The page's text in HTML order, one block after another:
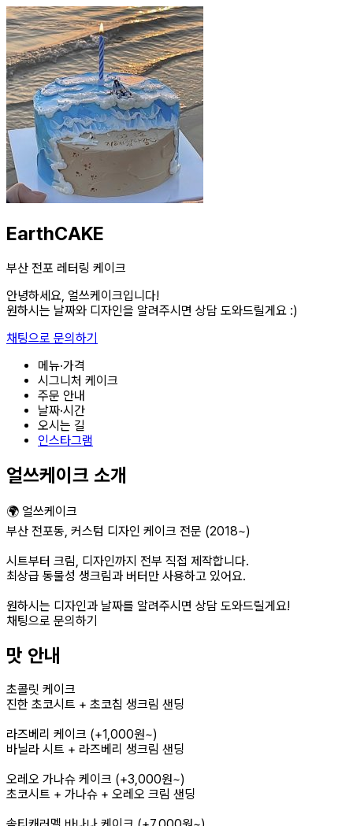
EarthCAKE
부산 전포 레터링 케이크
안녕하세요, 얼쓰케이크입니다!
원하시는 날짜와 디자인을 알려주시면 상담 도와드릴게요 :)
채팅으로 문의하기
메뉴·가격
시그니처 케이크
주문 안내
날짜·시간
오시는 길
인스타그램
얼쓰케이크 소개
🌍 얼쓰케이크
부산 전포동, 커스텀 디자인 케이크 전문 (2018~)
시트부터 크림, 디자인까지 전부 직접 제작합니다.
최상급 동물성 생크림과 버터만 사용하고 있어요.
원하시는 디자인과 날짜를 알려주시면 상담 도와드릴게요!
채팅으로 문의하기
맛 안내
초콜릿 케이크
진한 초코시트 + 초코칩 생크림 샌딩
라즈베리 케이크 (+1,000원~)
바닐라 시트 + 라즈베리 생크림 샌딩
오레오 가나슈 케이크 (+3,000원~)
초코시트 + 가나슈 + 오레오 크림 샌딩